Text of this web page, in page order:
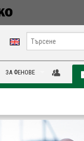
ЗА ФЕНОВЕ